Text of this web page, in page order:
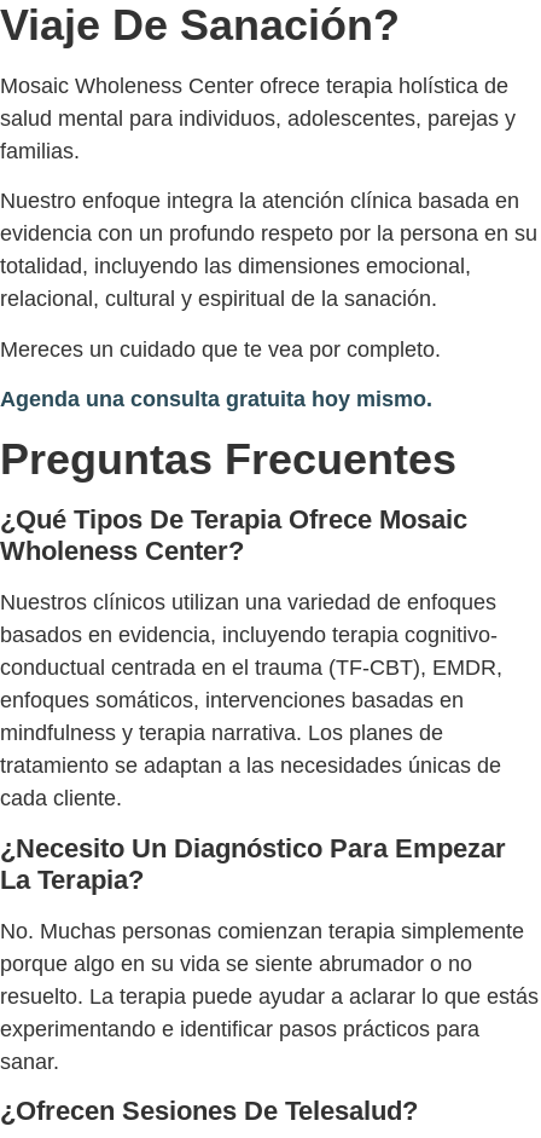
Viaje De Sanación?
Mosaic Wholeness Center ofrece terapia holística de
salud mental para individuos, adolescentes, parejas y
familias.
Nuestro enfoque integra la atención clínica basada en
evidencia con un profundo respeto por la persona en su
totalidad, incluyendo las dimensiones emocional,
relacional, cultural y espiritual de la sanación.
Mereces un cuidado que te vea por completo.
Agenda una consulta gratuita hoy mismo.
Preguntas Frecuentes
¿Qué Tipos De Terapia Ofrece Mosaic
Wholeness Center?
Nuestros clínicos utilizan una variedad de enfoques
basados en evidencia, incluyendo terapia cognitivo-
conductual centrada en el trauma (TF-CBT), EMDR,
enfoques somáticos, intervenciones basadas en
mindfulness y terapia narrativa. Los planes de
tratamiento se adaptan a las necesidades únicas de
cada cliente.
¿Necesito Un Diagnóstico Para Empezar
La Terapia?
No. Muchas personas comienzan terapia simplemente
porque algo en su vida se siente abrumador o no
resuelto. La terapia puede ayudar a aclarar lo que estás
experimentando e identificar pasos prácticos para
sanar.
¿Ofrecen Sesiones De Telesalud?